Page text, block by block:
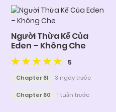
Người Thừa Kế Của
Eden – Không Che
5
Chapter 61 3 ngày trước
Chapter 60 1 tuần trước